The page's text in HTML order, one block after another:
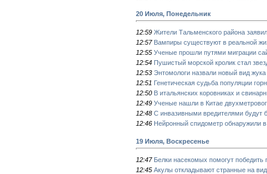
20 Июля, Понедельник
12:59 Жители Тальменского района
12:57 Вампиры существуют в реальной
12:55 Ученые прошли путями миграции
12:54 Пушистый морской кролик стал
12:53 Энтомологи назвали новый вид
12:51 Генетическая судьба популяции
12:50 В итальянских коровниках и
12:49 Ученые нашли в Китае
12:48 С инвазивными вредителями будут
12:46 Нейронный спидометр обнаружили
19 Июля, Воскресенье
12:47 Белки насекомых помогут победить
12:45 Акулы откладывают странные на